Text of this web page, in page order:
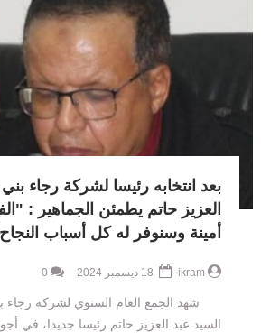
بعد انتخابه رئيسا لشركة رجاء
العزيز حاتم يطمئن الجماهير :
أمينة وسنوفر له كل أسباب
ikram
0
شهد الجمع العام السنوي لشركة رجاء
السيد عبد العزيز حاتم رئيسا جديدا، في